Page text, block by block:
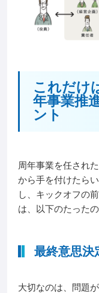
これだけ
年事業推
ント
周年事業を任され
から手を付けたら
し、キックオフの
は、以下のたった
最終意思決
大切なのは、問題